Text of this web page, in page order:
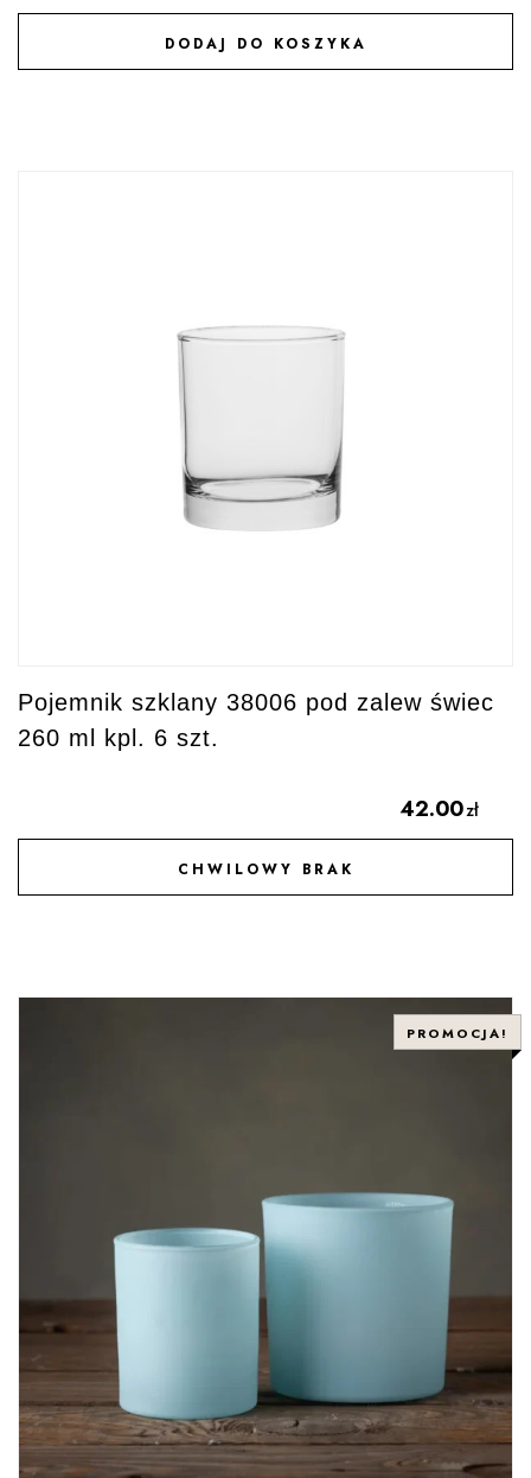
DODAJ DO KOSZYKA
DODAJ DO ULUBIONYCH
Pojemnik szklany 38006 pod zalew świec
260 ml kpl. 6 szt.
42.00zł
CHWILOWY BRAK
DODAJ DO ULUBIONYCH
PROMOCJA!